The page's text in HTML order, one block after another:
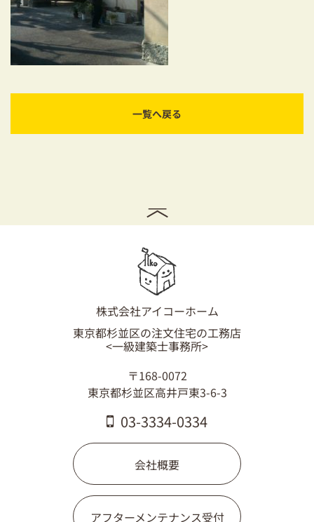
ショールーム
お知らせ
03-3334-0334
一覧へ戻る
株式会社アイコーホーム
東京都杉並区の注文住宅の工務店
<一級建築士事務所>
〒168-0072
東京都杉並区高井戸東3-6-3
03-3334-0334
会社概要
アフターメンテナンス受付